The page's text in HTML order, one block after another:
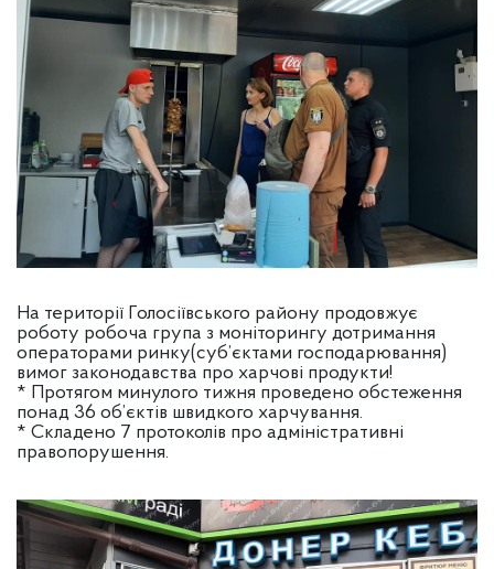
На території Голосіївського району продовжує
роботу робоча група з моніторингу дотримання
операторами ринку(суб’єктами господарювання)
вимог законодавства про харчові продукти!
* Протягом минулого тижня проведено обстеження
понад 36 об’єктів швидкого харчування.
* Складено 7 протоколів про адміністративні
правопорушення.